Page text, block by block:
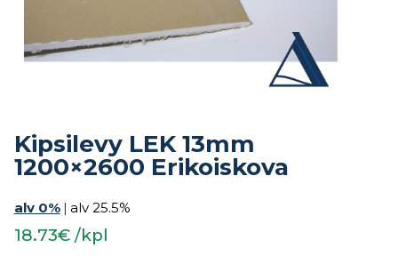
Kipsilevy LEK 13mm
1200×2600 Erikoiskova
alv 0% | alv 25.5%
18.73€ /kpl